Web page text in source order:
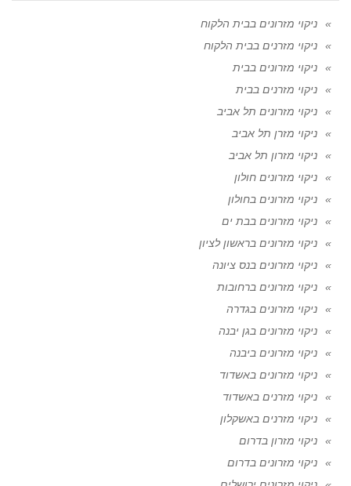
ניקוי מזרונים בבית הלקוח
ניקוי מזרנים בבית הלקוח
ניקוי מזרונים בבית
ניקוי מזרנים בבית
ניקוי מזרונים תל אביב
ניקוי מזרן תל אביב
ניקוי מזרון תל אביב
ניקוי מזרונים חולון
ניקוי מזרונים בחולון
ניקוי מזרונים בבת ים
ניקוי מזרונים בראשון לציון
ניקוי מזרונים בנס ציונה
ניקוי מזרונים ברחובות
ניקוי מזרונים בגדרה
ניקוי מזרונים בגן יבנה
ניקוי מזרונים ביבנה
ניקוי מזרונים באשדוד
ניקוי מזרנים באשדוד
ניקוי מזרנים באשקלון
ניקוי מזרון בדרום
ניקוי מזרונים בדרום